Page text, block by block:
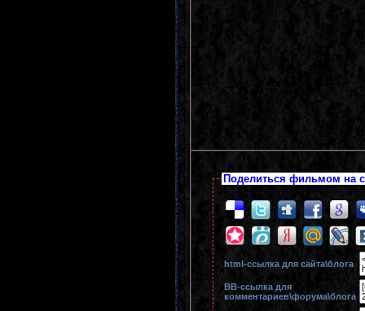
Поделиться фильмом на
html-cсылка для сайта\блога
BB-cсылка для
комментариев\форума\блога